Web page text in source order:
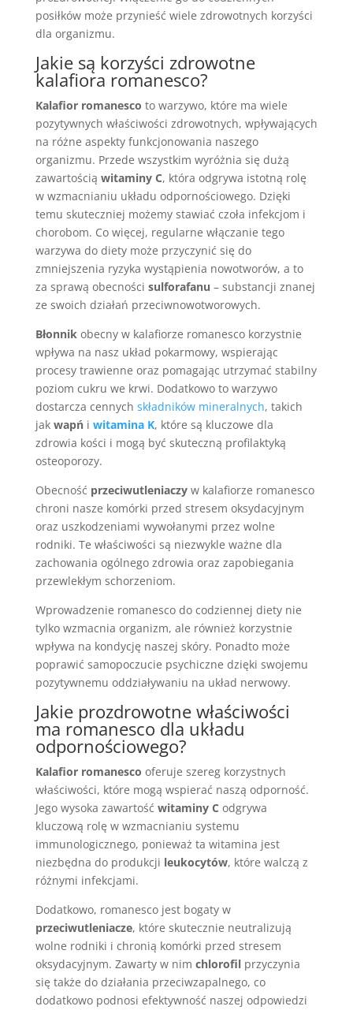
posiłków może przynieść wiele zdrowotnych korzyści
dla organizmu.
Jakie są korzyści zdrowotne
kalafiora romanesco?
Kalafior romanesco to warzywo, które ma wiele
pozytywnych właściwości zdrowotnych, wpływających
na różne aspekty funkcjonowania naszego
organizmu. Przede wszystkim wyróżnia się dużą
zawartością witaminy C, która odgrywa istotną rolę
w wzmacnianiu układu odpornościowego. Dzięki
temu skuteczniej możemy stawiać czoła infekcjom i
chorobom. Co więcej, regularne włączanie tego
warzywa do diety może przyczynić się do
zmniejszenia ryzyka wystąpienia nowotworów, a to
za sprawą obecności sulforafanu – substancji znanej
ze swoich działań przeciwnowotworowych.
Błonnikobecny w kalafiorze romanesco korzystnie
wpływa na nasz układ pokarmowy, wspierając
procesy trawienne oraz pomagając utrzymać stabilny
poziom cukru we krwi. Dodatkowo to warzywo
dostarcza cennych składników mineralnych, takich
jak wapńi witamina K, które są kluczowe dla
zdrowia kości i mogą być skuteczną profilaktyką
osteoporozy.
Obecność przeciwutleniaczyw kalafiorze romanesco
chroni nasze komórki przed stresem oksydacyjnym
oraz uszkodzeniami wywołanymi przez wolne
rodniki. Te właściwości są niezwykle ważne dla
zachowania ogólnego zdrowia oraz zapobiegania
przewlekłym schorzeniom.
Wprowadzenie romanesco do codziennej diety nie
tylko wzmacnia organizm, ale również korzystnie
wpływa na kondycję naszej skóry. Ponadto może
poprawić samopoczucie psychiczne dzięki swojemu
pozytywnemu oddziaływaniu na układ nerwowy.
Jakie prozdrowotne właściwości
ma romanesco dla układu
odpornościowego?
Kalafior romanesco oferuje szereg korzystnych
właściwości, które mogą wspierać naszą odporność.
Jego wysoka zawartość witaminy C odgrywa
kluczową rolę w wzmacnianiu systemu
immunologicznego, ponieważ ta witamina jest
niezbędna do produkcji leukocytów, które walczą z
różnymi infekcjami.
Dodatkowo, romanesco jest bogaty w
przeciwutleniacze, które skutecznie neutralizują
wolne rodniki i chronią komórki przed stresem
oksydacyjnym. Zawarty w nim chlorofilprzyczynia
się także do działania przeciwzapalnego, co
dodatkowo podnosi efektywność naszej odpowiedzi